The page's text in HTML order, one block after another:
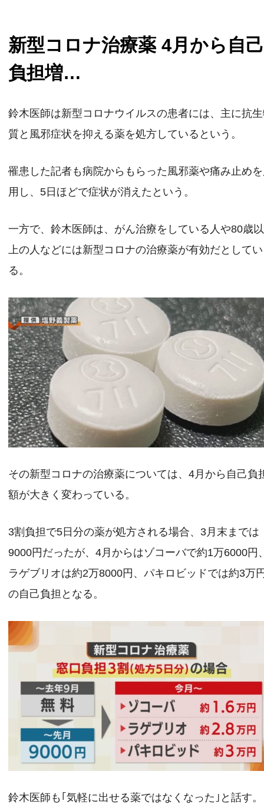
新型コロナ治療薬 4月から自己
負担増…
鈴木医師は新型コロナウイルスの患者には、主に抗
質と風邪症状を抑える薬を処方しているという。
罹患した記者も病院からもらった風邪薬や痛み止め
用し、5日ほどで症状が消えたという。
一方で、鈴木医師は、がん治療をしている人や80歳以
上の人などには新型コロナの治療薬が有効だとしてい
る。
その新型コロナの治療薬については、4月から自己負
額が大きく変わっている。
3割負担で5日分の薬が処方される場合、3月末までは
9000円だったが、4月からはゾコーバで約1万6000円
ラゲブリオは約2万8000円、パキロビッドでは約3万
の自己負担となる。
鈴木医師も｢気軽に出せる薬ではなくなった｣と話す。